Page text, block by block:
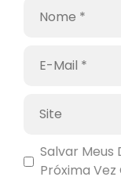
Salvar Meus
Próxima